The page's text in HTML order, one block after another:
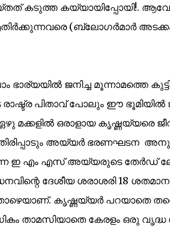
കടുത്ത കയ്യായിപ്പോയി!.
(ബ്ലോഗര്‍മാര്‍
ഭാര്യയില്‍ ജനിച്ച മൂന്നാമത്തെ
രാഷ്ട്ര പിതാവ് പോലും ഈ ഭൂമിയില്‍
മക്കളില്‍ ഒരാളായ കൃഷ്ണയ്യരെ
അയ്യര്‍ ഭരണഘടന
ഇ എം എസ് അയ്യരുടെ തേര്‍ഡ്
ദേശീയ ശരാശരി 18
കൃഷ്ണയ്യര്‍ പറയാതെ
താമസിയാതെ കേരളം ഒരു